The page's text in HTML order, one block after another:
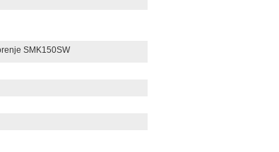
SMK150SW